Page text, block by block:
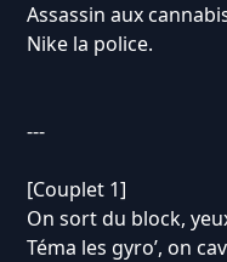
Assassin aux
Nike la police.
---
[Couplet 1]
On sort du block,
Téma les gyro’, on